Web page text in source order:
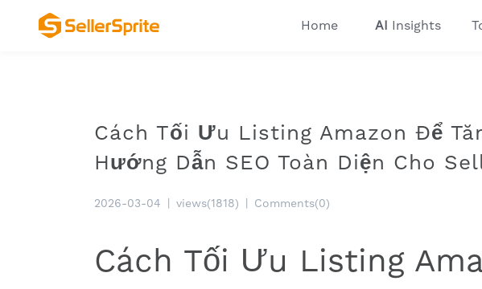
Home AI Insights
Cách Tối Ưu Listing Amazon Để
Hướng Dẫn SEO Toàn Diện Cho
2026-03-04 views(1818) Comments(0)
Cách Tối Ưu Listing